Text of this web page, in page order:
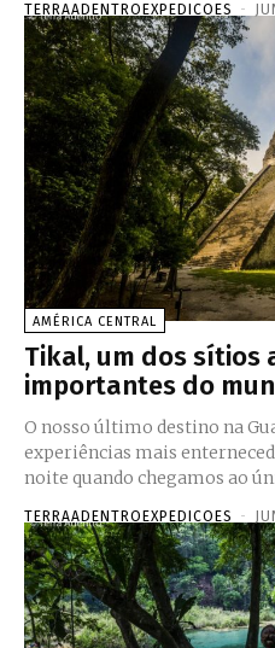
TERRAADENTROEXPEDICOES -
AMÉRICA CENTRAL
Tikal, um dos sítios
importantes do
O nosso último destino na
experiências mais
noite quando chegamos ao
TERRAADENTROEXPEDICOES -